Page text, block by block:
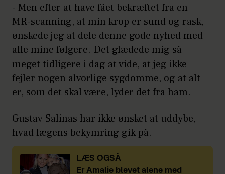
- Men efter at have fået bekræftet fra en
MR-scanning, at min krop er sund og rask,
ønskede jeg at dele denne gode nyhed med
alle mine følgere. Det glædede mig så
meget tidligere i dag at vide, at jeg ikke
fejler nogen alvorlige sygdomme, og at alt
er, som det skal være, lyder det fra ham.
Gustav Salinas har ikke ønsket at uddybe,
hvad lægens bekymring gik på.
LÆS OGSÅ
Er Amalie blevet alene med